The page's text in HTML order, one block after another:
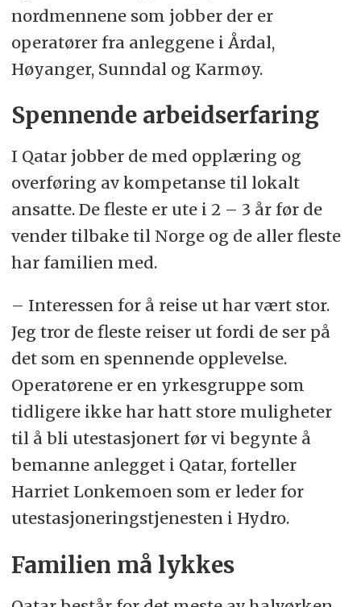
nordmennene som jobber der er
operatører fra anleggene i Årdal,
Høyanger, Sunndal og Karmøy.
Spennende arbeidserfaring
I Qatar jobber de med opplæring og
overføring av kompetanse til lokalt
ansatte. De fleste er ute i 2 – 3 år før de
vender tilbake til Norge og de aller fleste
har familien med.
– Interessen for å reise ut har vært stor.
Jeg tror de fleste reiser ut fordi de ser på
det som en spennende opplevelse.
Operatørene er en yrkesgruppe som
tidligere ikke har hatt store muligheter
til å bli utestasjonert før vi begynte å
bemanne anlegget i Qatar, forteller
Harriet Lonkemoen som er leder for
utestasjoneringstjenesten i Hydro.
Familien må lykkes